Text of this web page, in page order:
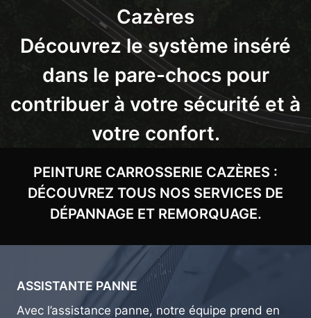
Cazères
Découvrez le système inséré
dans le pare-chocs pour
contribuer à votre sécurité et à
votre confort.
PEINTURE CARROSSERIE CAZÈRES :
DÉCOUVREZ TOUS NOS SERVICES DE
DÉPANNAGE ET REMORQUAGE.
ASSISTANTE PANNE
Avec l’assistance panne, notre équipe prend en